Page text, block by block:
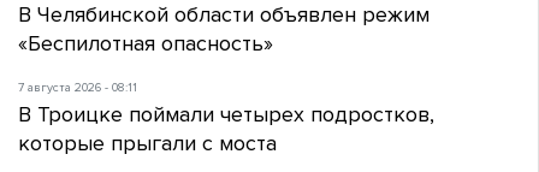
В Челябинской области объявлен режим
«Беспилотная опасность»
7 августа 2026 - 08:11
В Троицке поймали четырех подростков,
которые прыгали с моста